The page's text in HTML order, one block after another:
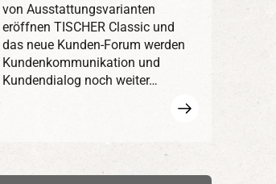
von Ausstattungsvarianten
eröffnen TISCHER Classic und
das neue Kunden-Forum werden
Kundenkommunikation und
Kundendialog noch weiter…
erfahren